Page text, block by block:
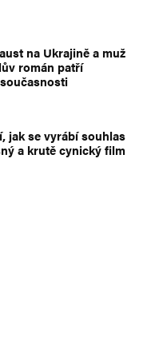
na Ukrajině a muž
román patří
jak se vyrábí souhlas
a krutě cynický film